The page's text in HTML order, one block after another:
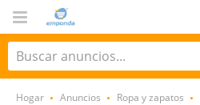
Hogar Anuncios Ropa y zapatos